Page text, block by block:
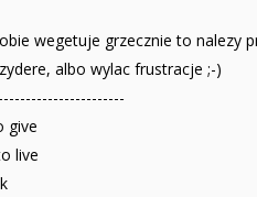
wegetuje grzecznie to nalezy
albo wylac frustracje ;-)
give
live